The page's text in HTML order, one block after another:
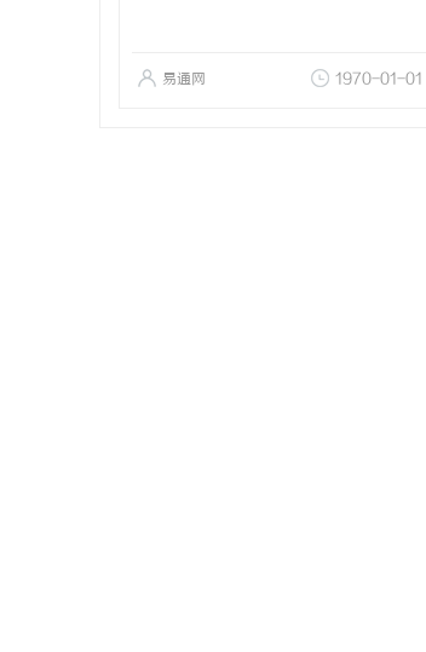
易通网 1970-01-01